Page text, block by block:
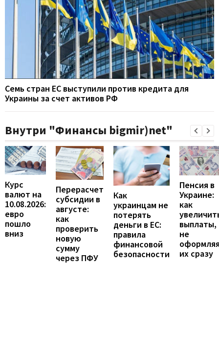
Семь стран ЕС выступили против кредита для
Украины за счет активов РФ
Внутри "Финансы bigmir)net"
Курс
валют на
10.08.2026:
евро
пошло
вниз
Перерасчет
субсидии в
августе:
как
проверить
новую
сумму
через ПФУ
Как
украинцам не
потерять
деньги в ЕС:
правила
финансовой
безопасности
Пенсия в
Украине:
как
выплаты,
не
их сразу